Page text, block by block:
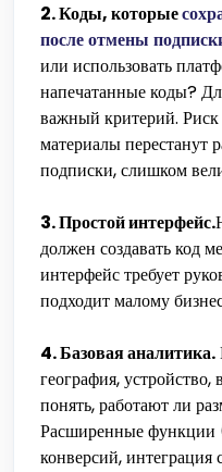
2. Коды, которые
после отмены
или использовать
напечатанные коды?
важный критерий. Риск
материалы перестанут
подписки, слишком
3. Простой интерфейс.
должен создавать код
интерфейс требует
подходит малому
4. Базовая аналитика.
география,
понять, работают ли
Расширенные функции
конверсий,